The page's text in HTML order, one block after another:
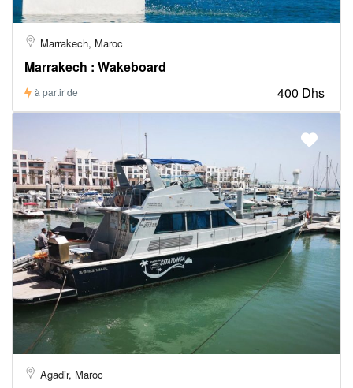
Marrakech, Maroc
Marrakech : Wakeboard
à partir de 400 Dhs
Agadir, Maroc